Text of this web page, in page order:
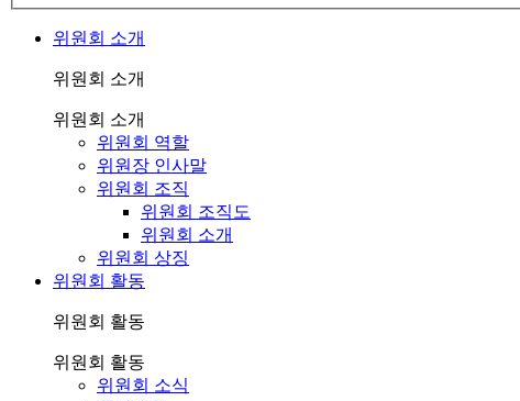
위원회 소개
위원회 소개
위원회 소개
위원회 역할
위원장 인사말
위원회 조직
위원회 조직도
위원회 소개
위원회 상징
위원회 활동
위원회 활동
위원회 활동
위원회 소식